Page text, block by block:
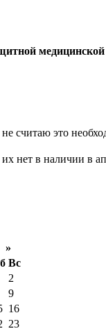
считаю это
нет в наличии в
»
Вс
2
9
16
23